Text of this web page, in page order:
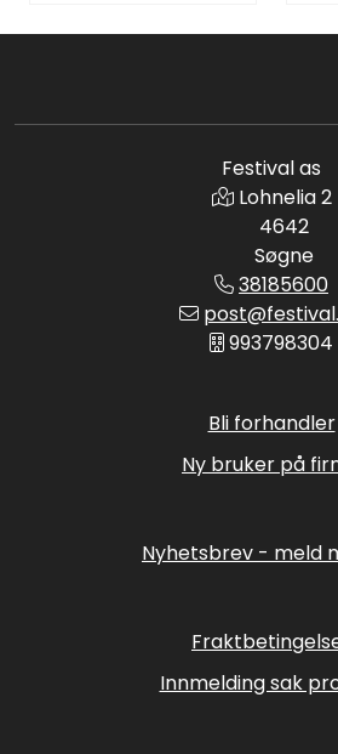
Festival as
Lohnelia 2
4642
Søgne
38185600
993798304
Bli forhandler
Ny bruker på
Nyhetsbrev - meld
Innmelding sak